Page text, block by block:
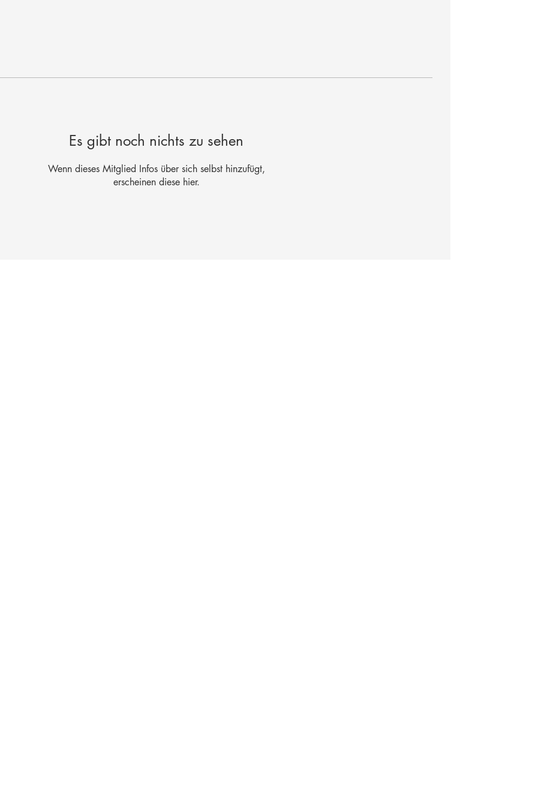
Es gibt noch nichts zu sehen
Wenn dieses Mitglied Infos über sich selbst hinzufügt,
erscheinen diese hier.